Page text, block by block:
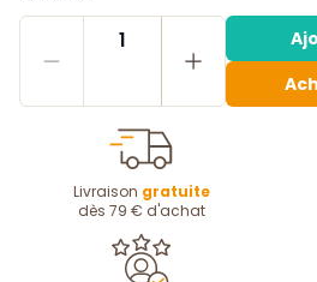
1
Livraison gratuite
dès 79 € d'achat